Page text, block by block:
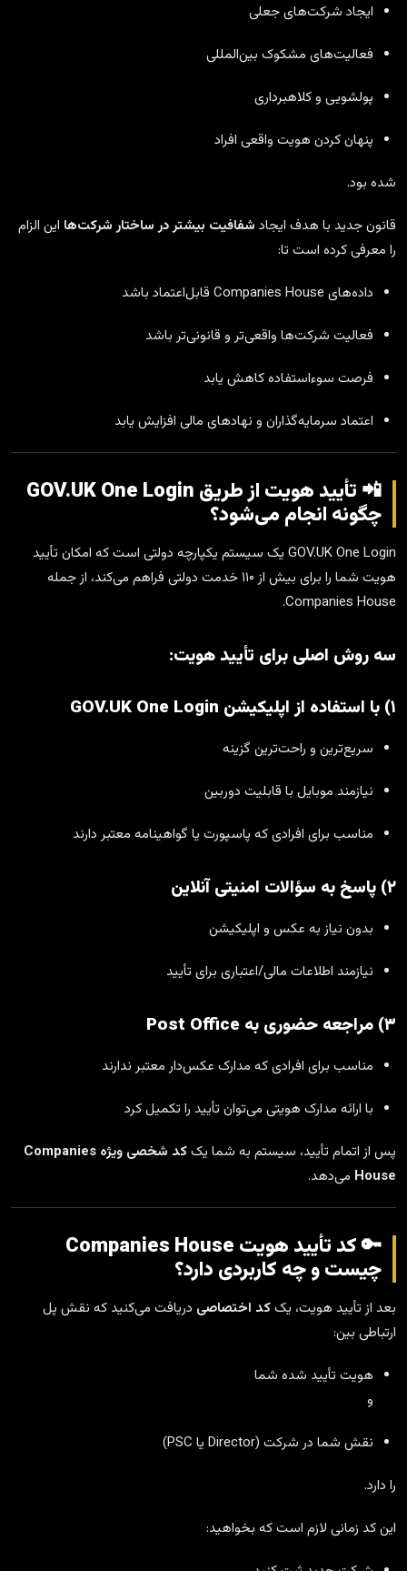
ایجاد شرکت‌های جعلی
فعالیت‌های مشکوک بین‌المللی
پولشویی و کلاهبرداری
پنهان کردن هویت واقعی افراد
شده بود.
قانون جدید با هدف ایجاد شفافیت بیشتر در ساختار شرکت‌ها این الزام
را معرفی کرده است تا:
داده‌های Companies House قابل‌اعتماد باشد
فعالیت شرکت‌ها واقعی‌تر و قانونی‌تر باشد
فرصت سوءاستفاده کاهش یابد
اعتماد سرمایه‌گذاران و نهادهای مالی افزایش یابد
📲 تأیید هویت از طریق GOV.UK One Login
چگونه انجام می‌شود؟
GOV.UK One Login یک سیستم یکپارچه دولتی است که امکان تأیید
هویت شما را برای بیش از ۱۱۰ خدمت دولتی فراهم می‌کند، از جمله
Companies House.
سه روش اصلی برای تأیید هویت:
۱) با استفاده از اپلیکیشن GOV.UK One Login
سریع‌ترین و راحت‌ترین گزینه
نیازمند موبایل با قابلیت دوربین
مناسب برای افرادی که پاسپورت یا گواهینامه معتبر دارند
۲) پاسخ به سؤالات امنیتی آنلاین
بدون نیاز به عکس و اپلیکیشن
نیازمند اطلاعات مالی/اعتباری برای تأیید
۳) مراجعه حضوری به Post Office
مناسب برای افرادی که مدارک عکس‌دار معتبر ندارند
با ارائه مدارک هویتی می‌توان تأیید را تکمیل کرد
پس از اتمام تأیید، سیستم به شما یک
کد شخصی ویژه Companies
House می‌دهد.
🔑 کد تأیید هویت Companies House
چیست و چه کاربردی دارد؟
بعد از تأیید هویت، یککد اختصاصی دریافت می‌کنید که نقش پل
ارتباطی بین:
هویت تأیید شده شما
و
نقش شما در شرکت (Director یا PSC)
را دارد.
این کد زمانی لازم است که بخواهید: